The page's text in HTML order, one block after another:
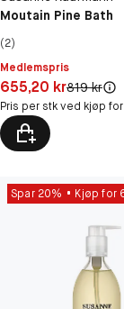
Moutain Pine Bath
(2)
Medlemspris
Pris: 655,20 kr
655,20 krOriginal
819 kr
Pris per stk ved kjøp
Spar 20% Kjøp for